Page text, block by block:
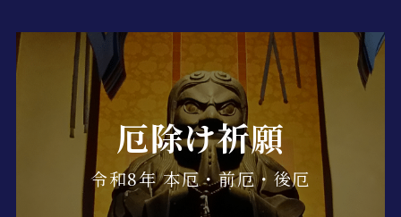
厄除け祈願
令和8年 本厄・前厄・後厄